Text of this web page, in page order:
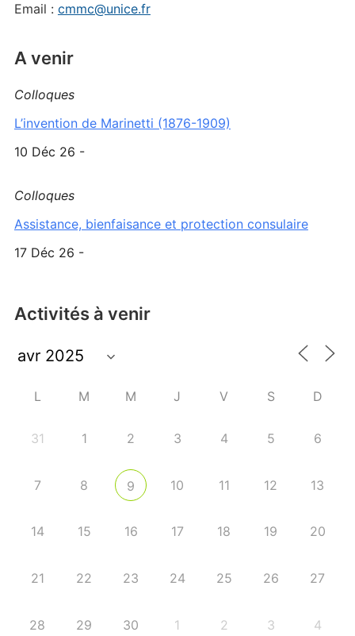
Email : cmmc@unice.fr
A venir
Colloques
L’invention de Marinetti (1876-1909)
10 Déc 26 -
Colloques
Assistance, bienfaisance et protection consulaire
17 Déc 26 -
Activités à venir
L M M J V S D
31 1 2 3 4 5 6
7 8 9 10 11 12 13
14 15 16 17 18 19 20
21 22 23 24 25 26 27
28 29 30 1 2 3 4